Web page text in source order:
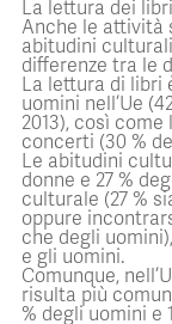
La lettura dei
Anche le attività
abitudini
differenze tra le
La lettura di libri
uomini nell’Ue
2013), così
concerti (30 %
Le abitudini
donne e 27 %
culturale (27 %
oppure
che degli
e gli uomini.
Comunque,
risulta più
% degli uomini e